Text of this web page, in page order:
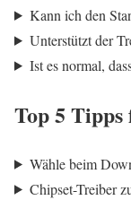
Kann ich den
Unterstützt der
Ist es normal,
Top 5
Wähle beim
Chipset-Treiber